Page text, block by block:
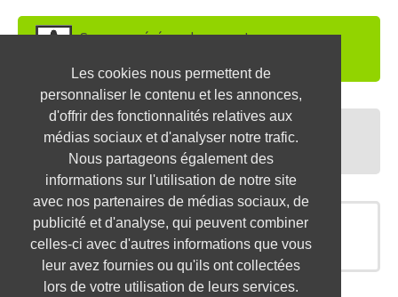
Les cookies nous permettent de
personnaliser le contenu et les annonces,
d'offrir des fonctionnalités relatives aux
médias sociaux et d'analyser notre trafic.
Nous partageons également des
informations sur l'utilisation de notre site
avec nos partenaires de médias sociaux, de
publicité et d'analyse, qui peuvent combiner
celles-ci avec d'autres informations que vous
leur avez fournies ou qu'ils ont collectées
lors de votre utilisation de leurs services.
Soyez repéré par les recruteurs,
DEPOSEZ VOTRE CV
Préparez vos entretiens,
TESTEZ-VOUS
OFFRES SIMILAIRES